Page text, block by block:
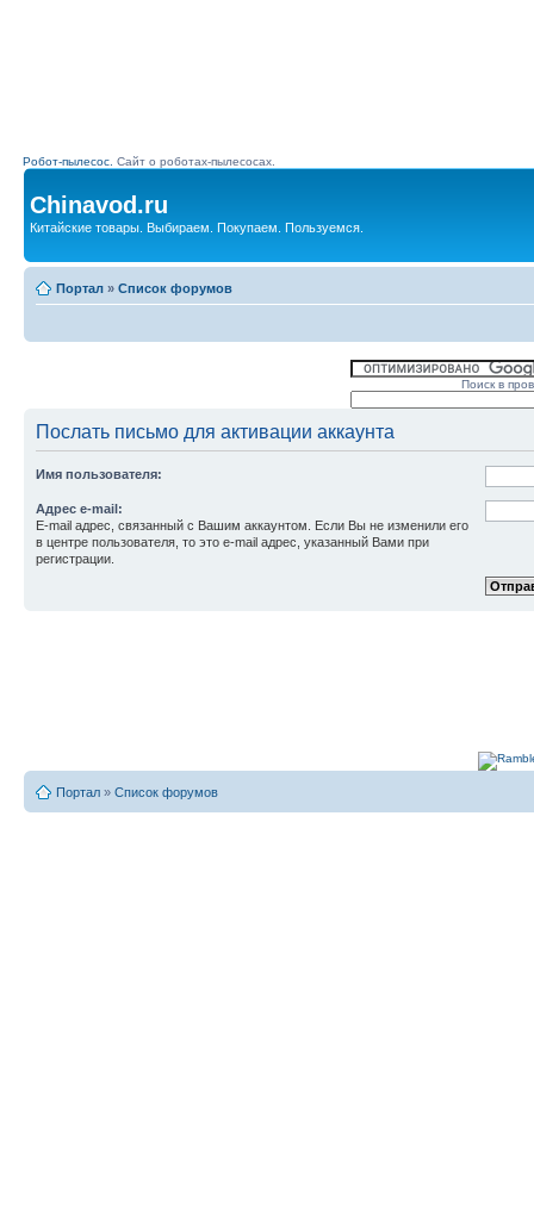
Робот-пылесос. Сайт о роботах-пылесосах.
Chinavod.ru
Китайские товары. Выбираем. Покупаем. Пользуемся.
Портал » Список форумов
Поиск в
Послать письмо для активации аккаунта
Имя пользователя:
Адрес e-mail:
E-mail адрес, связанный с Вашим аккаунтом. Если Вы не изменили его
в центре пользователя, то это e-mail адрес, указанный Вами при
регистрации.
Портал » Список форумов